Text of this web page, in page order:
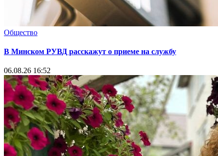
Общество
В Минском РУВД расскажут о приеме на службу
06.08.26 16:52